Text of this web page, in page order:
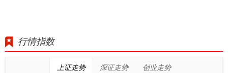
行情指数
上证走势 深证走势 创业走势